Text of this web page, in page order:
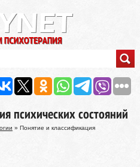
психических состояний
» Понятие и классификация